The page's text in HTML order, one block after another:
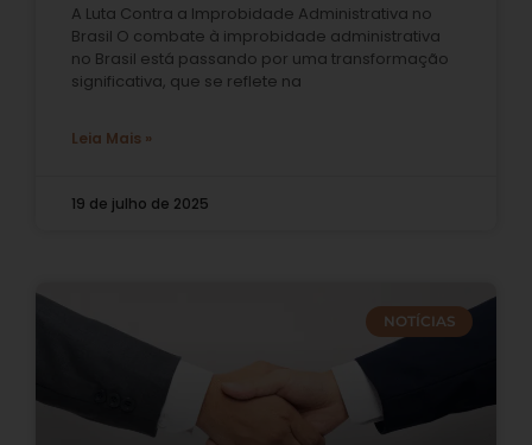
A Luta Contra a Improbidade Administrativa no
Brasil O combate à improbidade administrativa
no Brasil está passando por uma transformação
significativa, que se reflete na
Leia Mais »
19 de julho de 2025
NOTÍCIAS